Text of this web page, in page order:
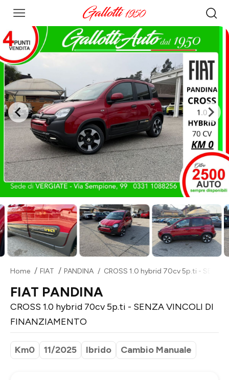
Home FIAT PANDINA CROSS 1.0 hybrid 70cv 5p.ti - SENZA
FIAT PANDINA
CROSS 1.0 hybrid 70cv 5p.ti - SENZA VINCOLI DI
FINANZIAMENTO
Km0 11/2025 Ibrido Cambio Manuale